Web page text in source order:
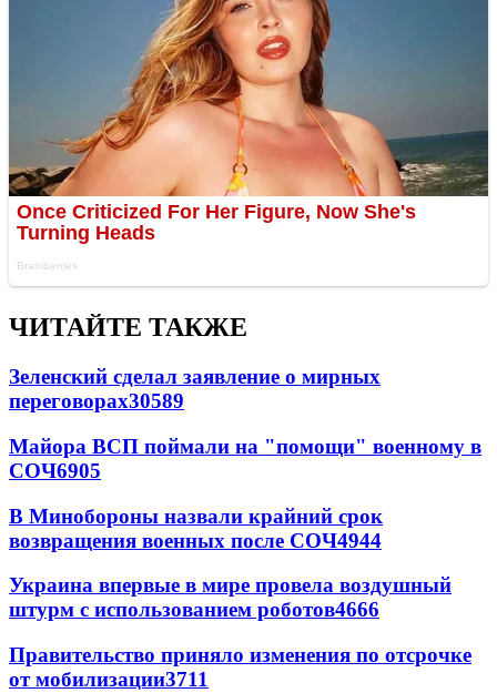
ЧИТАЙТЕ ТАКЖЕ
Зеленский сделал заявление о мирных
переговорах30589
Майора ВСП поймали на "помощи" военному в
СОЧ6905
В Минобороны назвали крайний срок
возвращения военных после СОЧ4944
Украина впервые в мире провела воздушный
штурм с использованием роботов4666
Правительство приняло изменения по отсрочке
от мобилизации3711